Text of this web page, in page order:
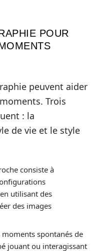
POUR
peuvent aider
Trois
: la
de vie et le style
consiste à
utilisant des
des images
moments spontanés de
jouant ou interagissant